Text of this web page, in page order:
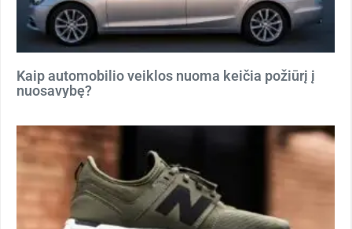
Kaip automobilio veiklos nuoma keičia požiūrį į
nuosavybę?